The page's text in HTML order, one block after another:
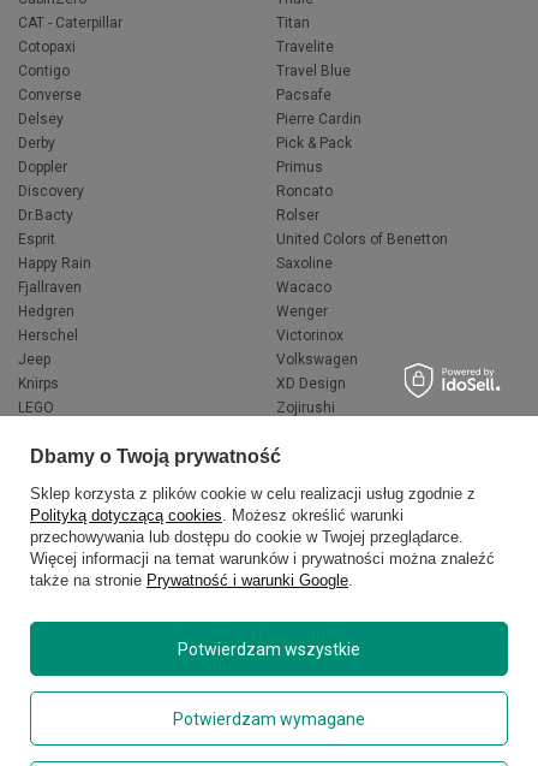
CAT - Caterpillar
Cotopaxi
Contigo
Converse
Delsey
Derby
Doppler
Discovery
Dr.Bacty
Esprit
Happy Rain
Fjallraven
Hedgren
Herschel
Jeep
Knirps
LEGO
National Geographic
Titan
Travelite
Travel Blue
Pacsafe
Pierre Cardin
Pick & Pack
Primus
Roncato
Rolser
United Colors of Benetton
Saxoline
Wacaco
Wenger
Victorinox
Volkswagen
XD Design
Zojirushi
VANS
Copyright © 2026 delcaso.pl. Wszelkie prawa zastrzeżone.
Polityka prywatności
Zarządzaj plikami cookie
Dbamy o Twoją prywatność
Sklep korzysta z plików cookie w celu realizacji usług zgodnie z
Polityką dotyczącą cookies. Możesz określić warunki
przechowywania lub dostępu do cookie w Twojej przeglądarce.
Więcej informacji na temat warunków i prywatności można znaleźć
także na stronie Prywatność i warunki Google.
Potwierdzam wymagane
Potwierdzam wszystkie